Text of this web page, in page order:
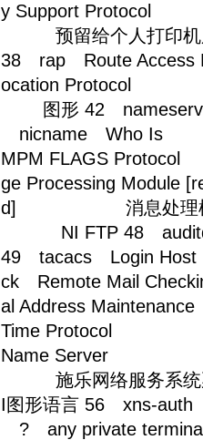
y Support Protocol
预留给个人
38 rap Route
ocation
图形 42
nicname
MPM FLAGS
ge Processing
d] 消息处理
NI FTP 48
49 tacacs Login Host
ck Remote Mail
al Address
Time Protocol 施
Name Server 域
施乐网络服务系
I图形语言 56 xns-
? any private